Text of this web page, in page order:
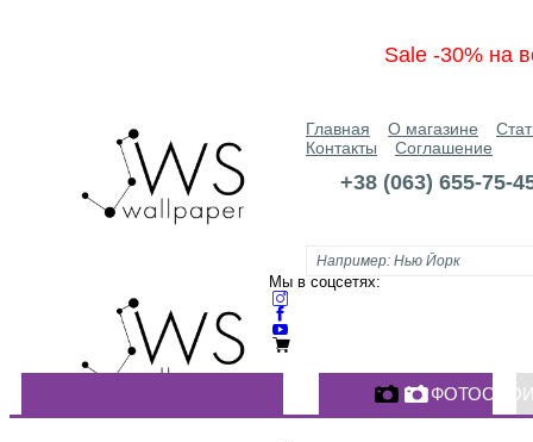
Sale -30% на
Главная О магазине
Контакты
Соглашение
+38 (063) 655-75-
Мы в соцсетях: